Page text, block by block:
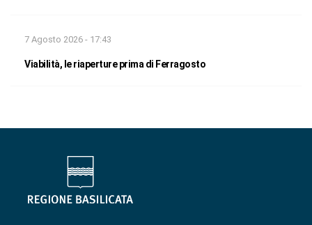
7 Agosto 2026 - 17:43
Viabilità, le riaperture prima di Ferragosto